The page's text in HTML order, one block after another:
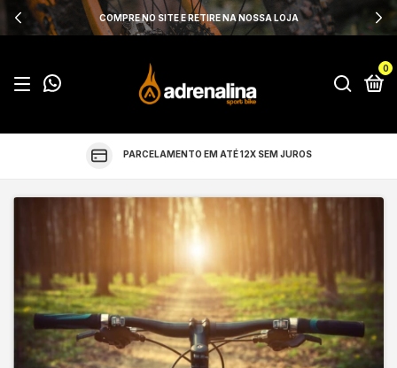
COMPRE NO SITE E RETIRE NA NOSSA LOJA
0
PARCELAMENTO EM ATÉ 12X SEM JUROS